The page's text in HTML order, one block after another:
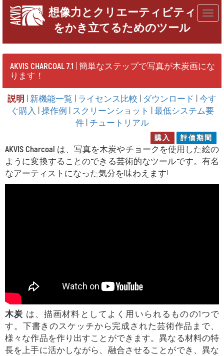
想像力とクリエーティビティ
をかき立てるためのツール
AKVIS CHARCOAL 7.1 | 簡単なステップで写真が木炭画にな
ります！
説明 新機能一覧 ライセンス比較 ダウンロード
今す
ぐ購入
操作例 スクリーンショット
最低システム要
件| チュートリアル
購入 評価期間
AKVIS Charcoal は、写真を木炭やチョークを使用した絵の
ように変換することのできる芸術的なツールです。有名
なアーティストになった気分を味わえます!
木炭 は、描画材料としてよく用いられるものの1つで
す。下書きのスケッチから完成された芸術作品まで、
様々な作品を作り出すことができます。異なる材料の特
長を上手に活かしながら、融合させることができ、異な